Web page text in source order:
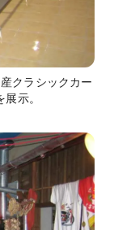
クラシックカー
示。